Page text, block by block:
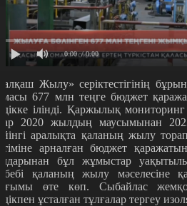
0:00 / 0:00
Жылу» серіктестігінің
677 млн теңге бюджет
ілінді. Қаржылық мониторинг
2020 жылдың маусымынан
аралықта қаланың жылу
арналған бюджет
бұл жұмыстар
қаланың жылу мәселесіне
өте көп. Сыбайлас
ұсталған тұлғалар тергеу